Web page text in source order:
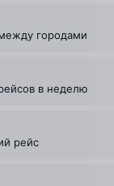
между городами
в неделю
рейс